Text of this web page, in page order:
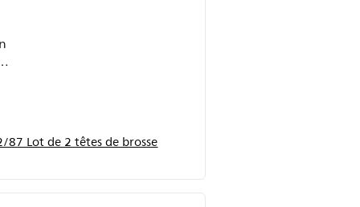
87 Lot de 2 têtes de brosse